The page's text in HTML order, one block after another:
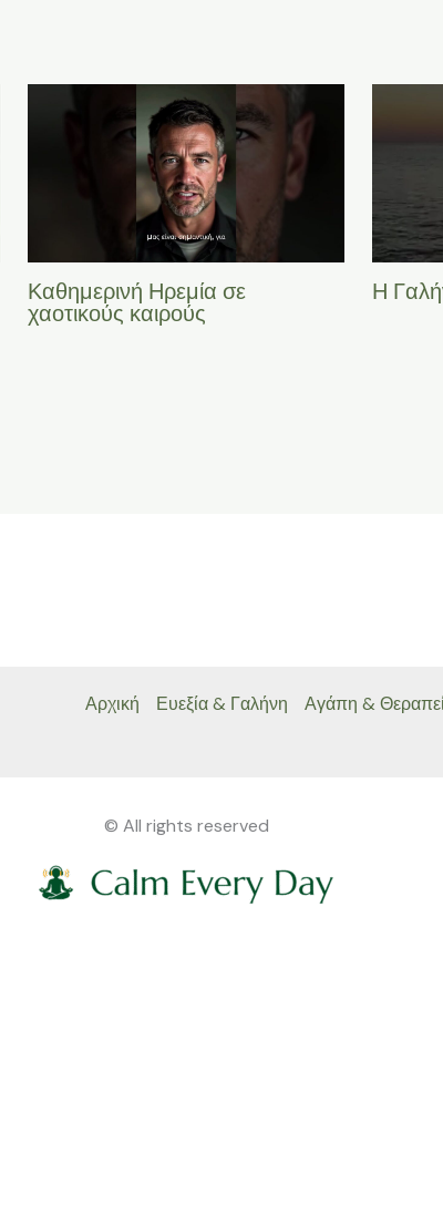
Καθημερινή Ηρεμία σε
χαοτικούς καιρούς
Η
Αρχική Ευεξία & Γαλήνη Αγάπη &
© All rights reserved